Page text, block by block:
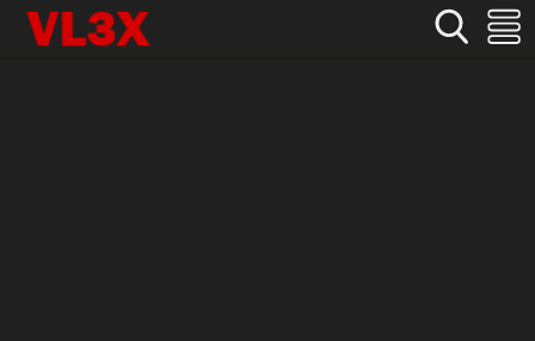
Home Nhật Bản
DLDSS-005 Vợ trẻ dâm đãng lén lút ăn vụng cùng bố chồng để thỏa mãn xác thịt